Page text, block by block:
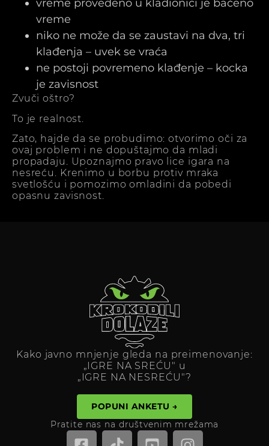
vreme provedeno u kladionici je bačeno
vreme
niko ne može da se zaustavi na dva, tri
klađenja – uvek se vraća
ne postoji povremeno klađenje – kocka
je zavisnost
Zvuči oštro?
To je realnost.
Zato, hajde da se probudimo: otvorimo oči za
ovaj problem i ne dopuštajmo da mladi
propadaju. Upoznajmo pravo lice igara na
nesreću. Krenimo u borbu protiv mraka
svetlošću i pomozimo omladini da pobedi
opasnu zavisnost.
Kako javno mnjenje gleda na preimenovanje:
„IGRE NA SREĆU" u
„IGRE NA NESREĆU"?
POPUNI ANKETU →
Pratite nas na društvenim mrežama